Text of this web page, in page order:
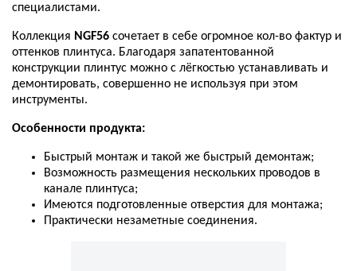
специалистами.
Коллекция NGF56 сочетает в себе огромное кол-во фактур и
оттенков плинтуса. Благодаря запатентованной
конструкции плинтус можно с лёгкостью устанавливать и
демонтировать, совершенно не используя при этом
инструменты.
Особенности продукта:
Быстрый монтаж и такой же быстрый демонтаж;
Возможность размещения нескольких проводов в
канале плинтуса;
Имеются подготовленные отверстия для монтажа;
Практически незаметные соединения.